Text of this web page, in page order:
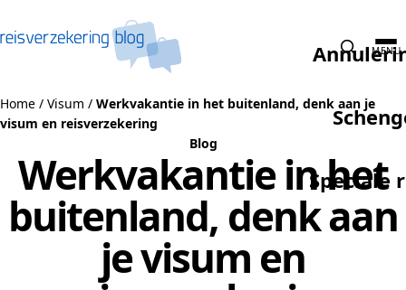
Speciale
MENU
Home / Visum / Werkvakantie in het buitenland, denk aan je
visum en reisverzekering
Blog
Werkvakantie in het
buitenland, denk aan
je visum en